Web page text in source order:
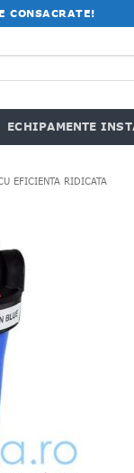
CONSACRATE!
ECHIPAMENTE
EFICIENTA RIDICATA